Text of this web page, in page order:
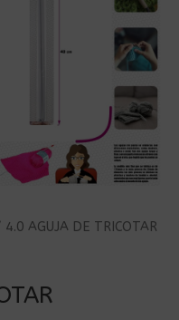
4.0 AGUJA DE TRICOTAR